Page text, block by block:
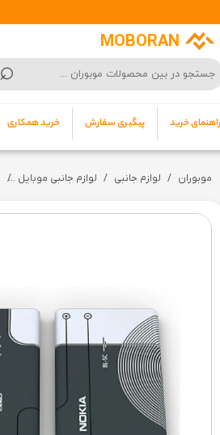
MOBORAN
⌕
راهنمای خرید پیگیری سفارش خرید همکاری
حساب کاربری من
تغییر گذر واژه
خروج از حساب کاربری
موبوران لوازم جانبی لوازم جانبی موبایل